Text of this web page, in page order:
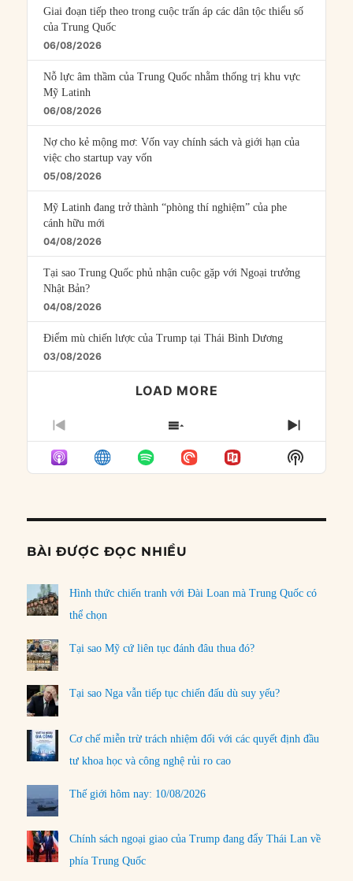
Giai đoạn tiếp theo trong cuộc trấn áp các dân tộc thiểu số
của Trung Quốc
06/08/2026
Nỗ lực âm thầm của Trung Quốc nhằm thống trị khu vực
Mỹ Latinh
06/08/2026
Nợ cho kẻ mộng mơ: Vốn vay chính sách và giới hạn của
việc cho startup vay vốn
05/08/2026
Mỹ Latinh đang trở thành “phòng thí nghiệm” của phe
cánh hữu mới
04/08/2026
Tại sao Trung Quốc phủ nhận cuộc gặp với Ngoại trưởng
Nhật Bản?
04/08/2026
Điểm mù chiến lược của Trump tại Thái Bình Dương
03/08/2026
LOAD MORE
PREVIOUS
EPISODE
SHOW
EPISODES
LIST
NEXT
Show
Podcast
BÀI ĐƯỢC ĐỌC NHIỀU
Hình thức chiến tranh với Đài Loan mà Trung Quốc có
thể chọn
Tại sao Mỹ cứ liên tục đánh đâu thua đó?
Tại sao Nga vẫn tiếp tục chiến đấu dù suy yếu?
Cơ chế miễn trừ trách nhiệm đối với các quyết định đầu
tư khoa học và công nghệ rủi ro cao
Thế giới hôm nay: 10/08/2026
Chính sách ngoại giao của Trump đang đẩy Thái Lan về
phía Trung Quốc